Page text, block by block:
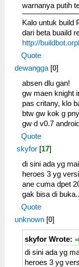
warnanya putih
Kalo untuk build
dari beta buaild
http://
Quote
dewangga [0]
absen dlu gan!
gw maen knight
pas critany, klo
btw gw kok g
gw d v0.7
Quote
skyfor [17]
di sini ada yg
heroes 3 yg
ane cuma dpet
gak bisa di
Quote
unknown [0]
skyfor Wrote:
di sini ada yg
heroes 3 yg